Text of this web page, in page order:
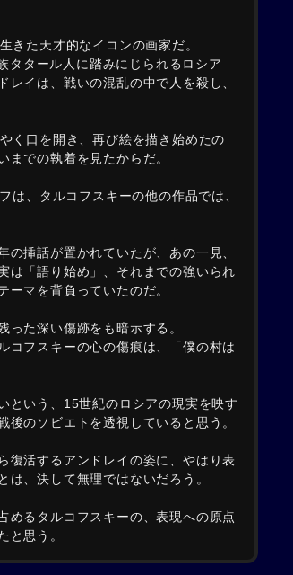
きた天才的なイコンの画家だ。
タタール人に踏みにじられるロシア
イは、戦いの混乱の中で人を殺し、
く口を開き、再び絵を描き始めたの
までの執着を見たからだ。
は、タルコフスキーの他の作品では、
の挿話が置かれていたが、あの一見、
は「語り始め」、それまでの強いられ
ーマを背負っていたのだ。
った深い傷跡をも暗示する。
コフスキーの心の傷痕は、「僕の村は
という、15世紀のロシアの現実を映す
後のソビエトを透視していると思う。
復活するアンドレイの姿に、やはり表
、決して無理ではないだろう。
めるタルコフスキーの、表現への原点
と思う。